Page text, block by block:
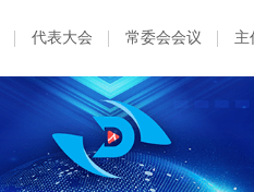
代表大会 常委会会议 主